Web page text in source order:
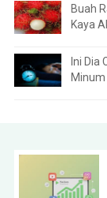
Buah
Kaya
Ini Dia